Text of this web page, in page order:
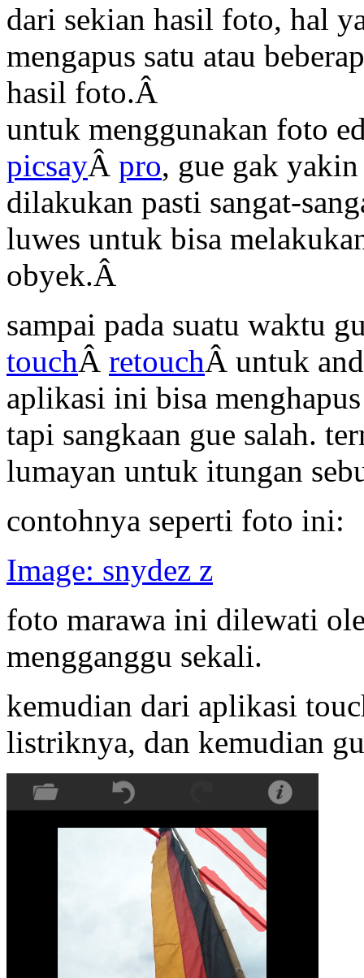
dari sekian hasil foto, hal
mengapus satu atau
hasil foto.Â
untuk menggunakan foto
picsayÂ pro, gue gak
dilakukan pasti sangat-
luwes untuk bisa
obyek.Â
sampai pada suatu waktu
touchÂ retouchÂ untuk
aplikasi ini bisa
tapi sangkaan gue salah.
lumayan untuk itungan
contohnya seperti foto ini:
Image: snydez z
foto marawa ini dilewati
mengganggu sekali.
kemudian dari aplikasi
listriknya, dan kemudian